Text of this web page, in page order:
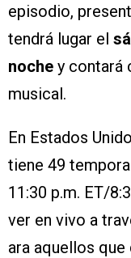
episodio,
tendrá lugar el
noche y contará
musical.
En Estados
tiene 49
11:30 p.m. ET/
ver en vivo a
ara aquellos